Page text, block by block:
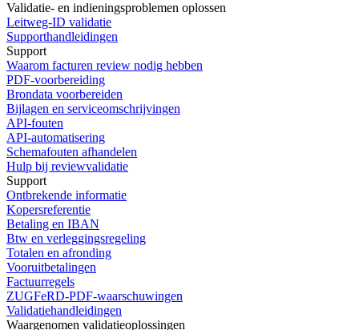
Validatie- en indieningsproblemen oplossen
Leitweg-ID validatie
Supporthandleidingen
Support
Waarom facturen review nodig hebben
PDF-voorbereiding
Brondata voorbereiden
Bijlagen en serviceomschrijvingen
API-fouten
API-automatisering
Schemafouten afhandelen
Hulp bij reviewvalidatie
Support
Ontbrekende informatie
Kopersreferentie
Betaling en IBAN
Btw en verleggingsregeling
Totalen en afronding
Vooruitbetalingen
Factuurregels
ZUGFeRD-PDF-waarschuwingen
Validatiehandleidingen
Waargenomen validatieoplossingen